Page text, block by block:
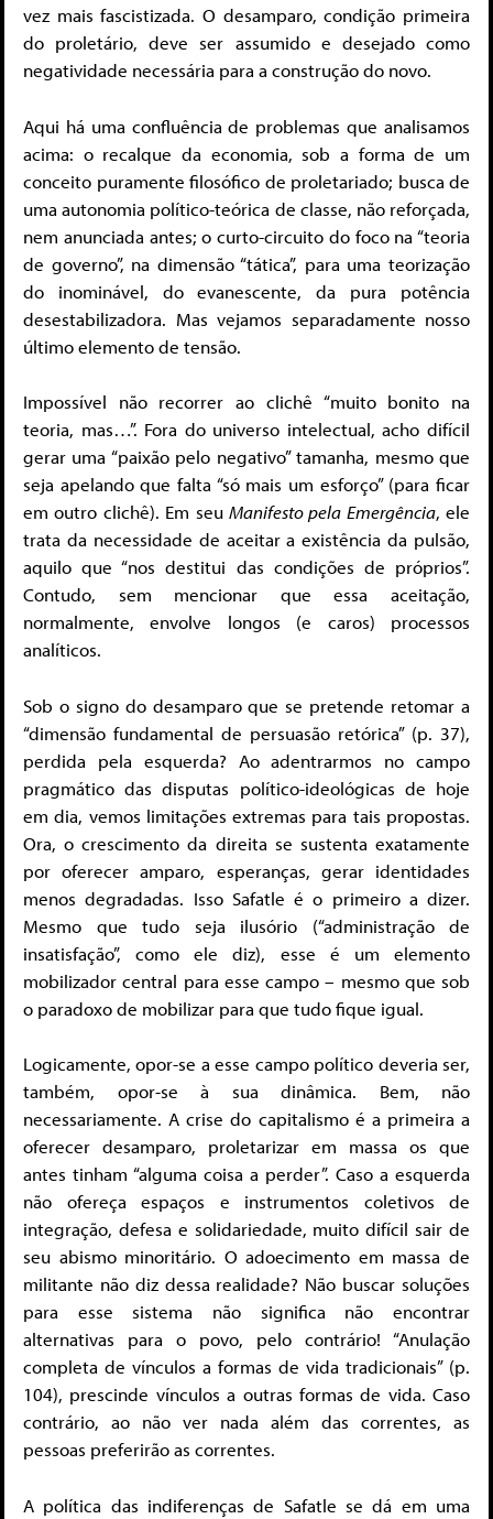
vez mais fascistizada. O desamparo, condição primeira
do proletário, deve ser assumido e desejado como
negatividade necessária para a construção do novo.
Aqui há uma confluência de problemas que analisamos
acima: o recalque da economia, sob a forma de um
conceito puramente filosófico de proletariado; busca de
uma autonomia político-teórica de classe, não reforçada,
nem anunciada antes; o curto-circuito do foco na “teoria
de governo”, na dimensão “tática”, para uma teorização
do inominável, do evanescente, da pura potência
desestabilizadora. Mas vejamos separadamente nosso
último elemento de tensão.
Impossível não recorrer ao clichê “muito bonito na
teoria, mas…”. Fora do universo intelectual, acho difícil
gerar uma “paixão pelo negativo” tamanha, mesmo que
seja apelando que falta “só mais um esforço” (para ficar
em outro clichê). Em seu Manifesto pela Emergência, ele
trata da necessidade de aceitar a existência da pulsão,
aquilo que “nos destitui das condições de próprios”.
Contudo, sem mencionar que essa aceitação,
normalmente, envolve longos (e caros) processos
analíticos.
Sob o signo do desamparo que se pretende retomar a
“dimensão fundamental de persuasão retórica” (p. 37),
perdida pela esquerda? Ao adentrarmos no campo
pragmático das disputas político-ideológicas de hoje
em dia, vemos limitações extremas para tais propostas.
Ora, o crescimento da direita se sustenta exatamente
por oferecer amparo, esperanças, gerar identidades
menos degradadas. Isso Safatle é o primeiro a dizer.
Mesmo que tudo seja ilusório (“administração de
insatisfação”, como ele diz), esse é um elemento
mobilizador central para esse campo – mesmo que sob
o paradoxo de mobilizar para que tudo fique igual.
Logicamente, opor-se a esse campo político deveria ser,
também, opor-se à sua dinâmica. Bem, não
necessariamente. A crise do capitalismo é a primeira a
oferecer desamparo, proletarizar em massa os que
antes tinham “alguma coisa a perder”. Caso a esquerda
não ofereça espaços e instrumentos coletivos de
integração, defesa e solidariedade, muito difícil sair de
seu abismo minoritário. O adoecimento em massa de
militante não diz dessa realidade? Não buscar soluções
para esse sistema não significa não encontrar
alternativas para o povo, pelo contrário! “Anulação
completa de vínculos a formas de vida tradicionais” (p.
104), prescinde vínculos a outras formas de vida. Caso
contrário, ao não ver nada além das correntes, as
pessoas preferirão as correntes.
A política das indiferenças de Safatle se dá em uma